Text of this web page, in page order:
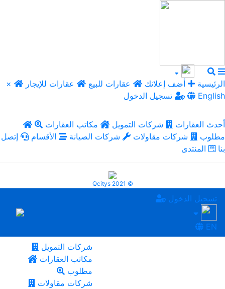
× الرئيسية أضف إعلانك عقارات للبيع
عقارات للإيجار
تسجيل الدخول
English
أحدث العقارات شركات التمويل
مكاتب العقارات
مطلوب
شركات مقاولات شركات الصيانة الأقسام
إتصل
بنا
المنتدى
Qcitys 2021 ©
تسجيل الدخول
EN
شركات التمويل
مكاتب العقارات
مطلوب
شركات مقاولات